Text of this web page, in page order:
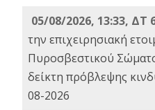
05/08/2026, 13:33, ΔΤ
την επιχειρησιακή
Πυροσβεστικού
δείκτη πρόβλεψης
08-2026